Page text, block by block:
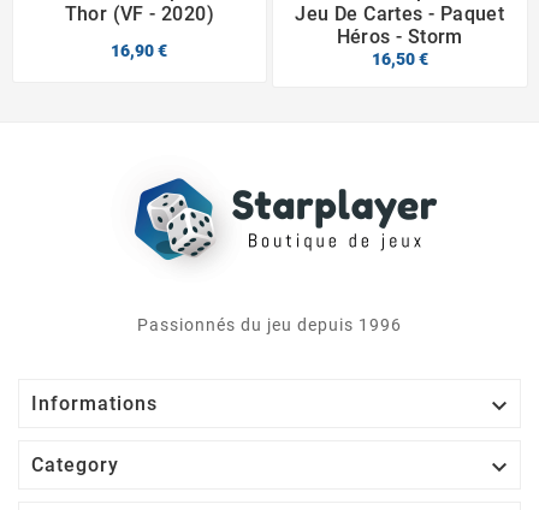
Thor (VF - 2020)
16,90 €
Jeu De Cartes - Paquet
Héros - Storm
16,50 €
Passionnés du jeu depuis 1996
Informations 
Category 